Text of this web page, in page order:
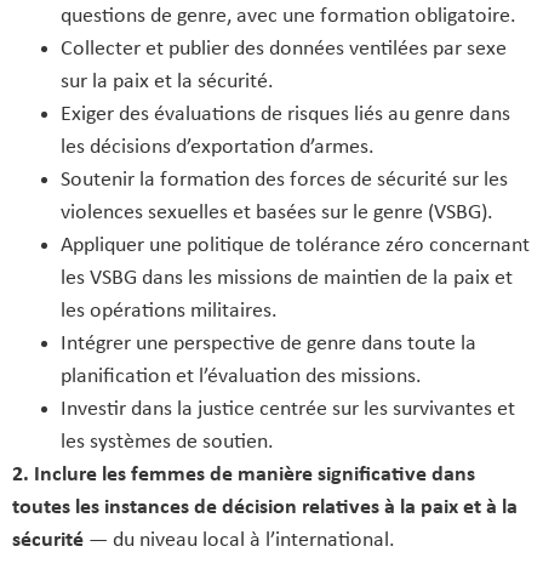
questions de genre, avec une formation obligatoire.
Collecter et publier des données ventilées par sexe
sur la paix et la sécurité.
Exiger des évaluations de risques liés au genre dans
les décisions d’exportation d’armes.
Soutenir la formation des forces de sécurité sur les
violences sexuelles et basées sur le genre (VSBG).
Appliquer une politique de tolérance zéro concernant
les VSBG dans les missions de maintien de la paix et
les opérations militaires.
Intégrer une perspective de genre dans toute la
planification et l’évaluation des missions.
Investir dans la justice centrée sur les survivantes et
les systèmes de soutien.
2. Inclure les femmes de manière significative dans
toutes les instances de décision relatives à la paix et à la
sécurité — du niveau local à l’international.